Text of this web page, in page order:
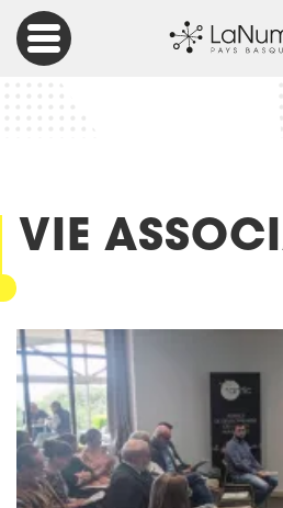
Articles
VIE